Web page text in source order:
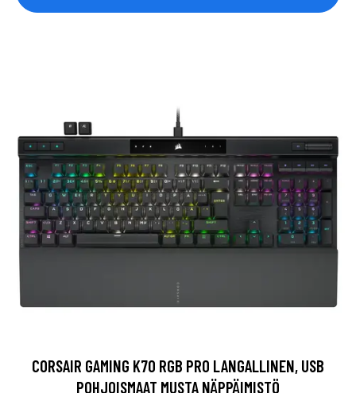
CORSAIR GAMING K70 RGB PRO LANGALLINEN, USB
POHJOISMAAT MUSTA NÄPPÄIMISTÖ